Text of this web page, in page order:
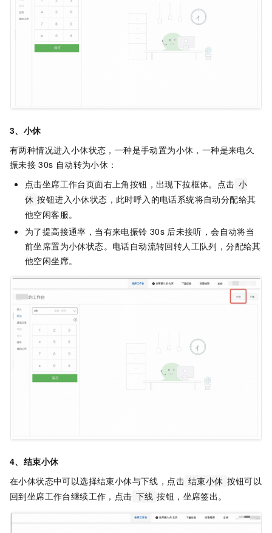
3、小休
有两种情况进入小休状态，一种是手动置为小休，一种是来电久
振未接 30s 自动转为小休：
点击坐席工作台页面右上角按钮，出现下拉框体。点击 小
休 按钮进入小休状态，此时呼入的电话系统将自动分配给其
他空闲客服。
为了提高接通率，当有来电振铃 30s 后未接听，会自动将当
前坐席置为小休状态。电话自动流转回转人工队列，分配给其
他空闲坐席。
4、结束小休
在小休状态中可以选择结束小休与下线，点击 结束小休 按钮可以
回到坐席工作台继续工作，点击 下线 按钮，坐席签出。